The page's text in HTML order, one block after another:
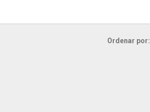
Ordenar por